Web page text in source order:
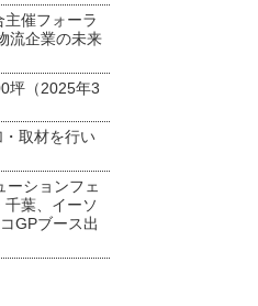
主催フォーラ
流企業の未来
坪（2025年3
・取材を行い
ーションフェ
葉、イーソ
GPブース出